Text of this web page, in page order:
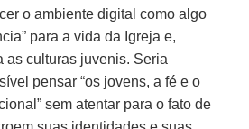
o ambiente digital como algo
para a vida da Igreja e,
as culturas juvenis. Seria
pensar “os jovens, a fé e o
sem atentar para o fato de